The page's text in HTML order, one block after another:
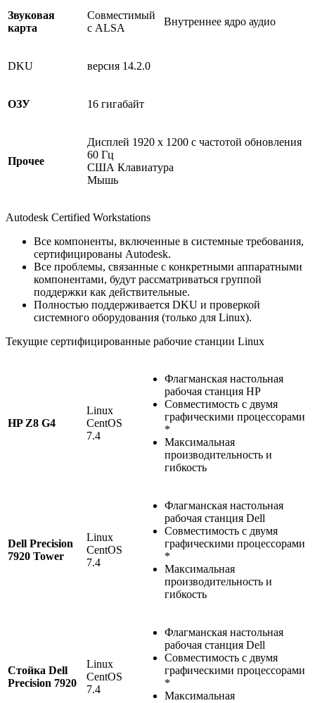
Звуковая
карта
Совместимый
с ALSA
Внутреннее ядро ​​аудио
DKU версия 14.2.0
ОЗУ 16 гигабайт
Прочее
Дисплей 1920 x 1200 с частотой обновления
60 Гц
США Клавиатура
Мышь
Autodesk Certified Workstations
Все компоненты, включенные в системные требования,
сертифицированы Autodesk.
Все проблемы, связанные с конкретными аппаратными
компонентами, будут рассматриваться группой
поддержки как действительные.
Полностью поддерживается DKU и проверкой
системного оборудования (только для Linux).
Текущие сертифицированные рабочие станции Linux
HP Z8 G4
Linux
CentOS
7.4
Флагманская настольная
рабочая станция HP
Совместимость с двумя
графическими процессорами
*
Максимальная
производительность и
гибкость
Dell Precision
7920 Tower
Linux
CentOS
7.4
Флагманская настольная
рабочая станция Dell
Совместимость с двумя
графическими процессорами
*
Максимальная
производительность и
гибкость
Стойка Dell
Precision 7920
Linux
CentOS
7.4
Флагманская настольная
рабочая станция Dell
Совместимость с двумя
графическими процессорами
*
Максимальная